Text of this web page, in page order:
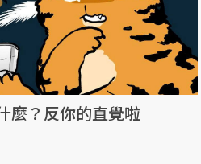
麼？反你的直覺啦